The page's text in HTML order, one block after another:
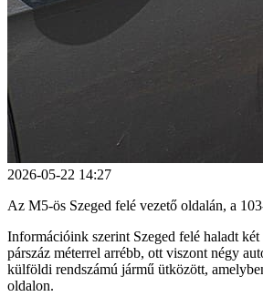
2026-05-22 14:27
Az M5-ös Szeged felé vezető oldalán, a
Információink szerint Szeged felé haladt
párszáz méterrel arrébb, ott viszont négy
külföldi rendszámú jármű ütközött,
oldalon.